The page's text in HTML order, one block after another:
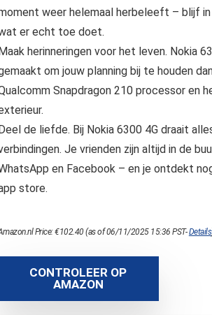
weer helemaal herbeleeft – blijf
er echt toe doet.
herinneringen voor het leven. Nokia
om jouw planning bij te houden
Snapdragon 210 processor en
de liefde. Bij Nokia 6300 4G draait
Je vrienden zijn altijd in de
en Facebook – en je ontdekt
store.
Price:€102.40(as of 06/11/2025 15:36 PST-Details
CONTROLEER OP
AMAZON